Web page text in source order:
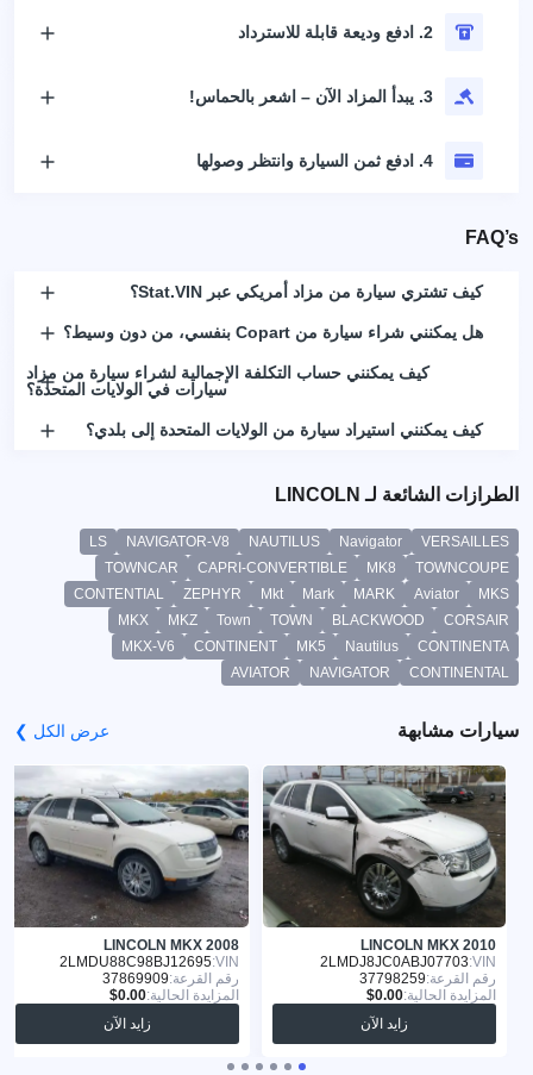
2. ادفع وديعة قابلة للاسترداد
3. يبدأ المزاد الآن – اشعر بالحماس!
4. ادفع ثمن السيارة وانتظر وصولها
FAQ’s
كيف تشتري سيارة من مزاد أمريكي عبر Stat.VIN؟
هل يمكنني شراء سيارة من Copart بنفسي، من دون وسيط؟
كيف يمكنني حساب التكلفة الإجمالية لشراء سيارة من مزاد
سيارات في الولايات المتحدة؟
كيف يمكنني استيراد سيارة من الولايات المتحدة إلى بلدي؟
الطرازات الشائعة لـ LINCOLN
VERSAILLES
Navigator
NAUTILUS
NAVIGATOR-V8
LS
TOWNCOUPE
MK8
CAPRI-CONVERTIBLE
TOWNCAR
MKS
Aviator
MARK
Mark
Mkt
ZEPHYR
CONTENTIAL
CORSAIR
BLACKWOOD
TOWN
Town
MKZ
MKX
CONTINENTA
Nautilus
MK5
CONTINENT
MKX-V6
CONTINENTAL
NAVIGATOR
AVIATOR
سيارات مشابهة عرض الكل ❯
LINCOLN MKX 2010
VIN:
2LMDJ8JC0ABJ07703
رقم القرعة:37798259
المزايدة الحالية:
زايد الآن
LINCOLN MKX 2008
VIN:
2LMDU88C98BJ12695
رقم القرعة:37869909
المزايدة الحالية:
زايد الآن